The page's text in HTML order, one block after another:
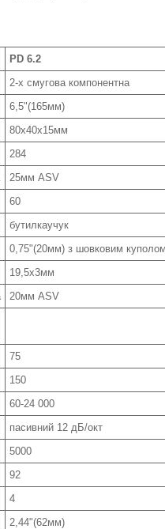
PD 6.2
2-х смугова компонентна
6,5"(165мм)
80х40х15мм
284
25мм ASV
60
бутилкаучук
0,75"(20мм) з шовковим
19,5х3мм
20мм ASV
75
150
60-24 000
пасивний 12 дБ/окт
5000
92
4
2,44"(62мм)